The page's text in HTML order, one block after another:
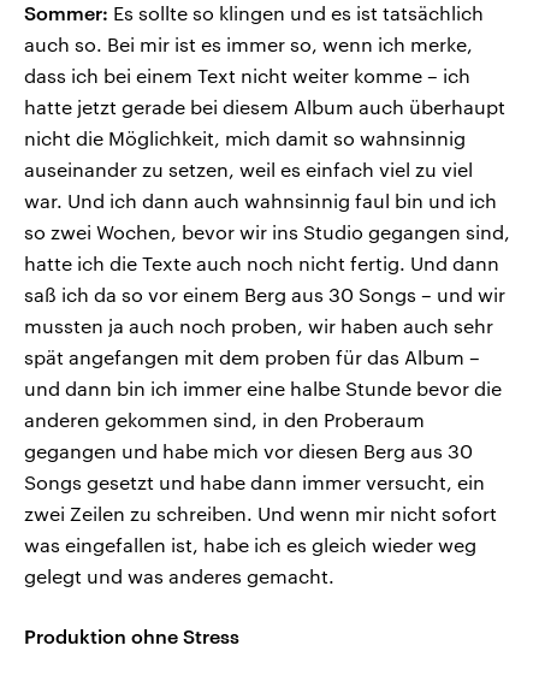
Sommer: Es sollte so klingen und es ist tatsächlich
auch so. Bei mir ist es immer so, wenn ich merke,
dass ich bei einem Text nicht weiter komme – ich
hatte jetzt gerade bei diesem Album auch überhaupt
nicht die Möglichkeit, mich damit so wahnsinnig
auseinander zu setzen, weil es einfach viel zu viel
war. Und ich dann auch wahnsinnig faul bin und ich
so zwei Wochen, bevor wir ins Studio gegangen sind,
hatte ich die Texte auch noch nicht fertig. Und dann
saß ich da so vor einem Berg aus 30 Songs – und wir
mussten ja auch noch proben, wir haben auch sehr
spät angefangen mit dem proben für das Album –
und dann bin ich immer eine halbe Stunde bevor die
anderen gekommen sind, in den Proberaum
gegangen und habe mich vor diesen Berg aus 30
Songs gesetzt und habe dann immer versucht, ein
zwei Zeilen zu schreiben. Und wenn mir nicht sofort
was eingefallen ist, habe ich es gleich wieder weg
gelegt und was anderes gemacht.
Produktion ohne Stress